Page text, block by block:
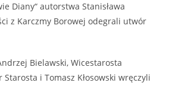
Diany“ autorstwa Stanisława
z Karczmy Borowej odegrali utwór
Bielawski, Wicestarosta
i Tomasz Kłosowski wręczyli